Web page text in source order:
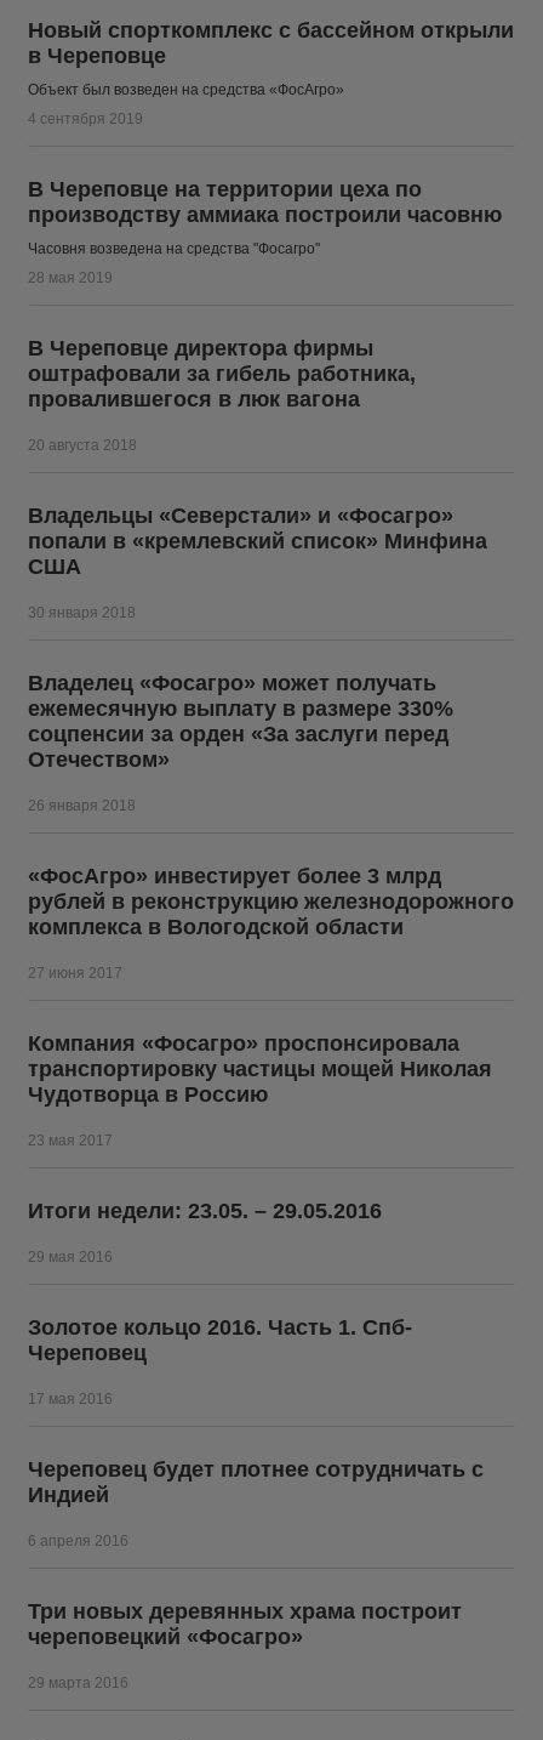
Новый спорткомплекс с бассейном открыли
в Череповце
Объект был возведен на средства «ФосАгро»
4 сентября 2019
В Череповце на территории цеха по
производству аммиака построили часовню
Часовня возведена на средства "Фосагро"
28 мая 2019
В Череповце директора фирмы
оштрафовали за гибель работника,
провалившегося в люк вагона
20 августа 2018
Владельцы «Северстали» и «Фосагро»
попали в «кремлевский список» Минфина
США
30 января 2018
Владелец «Фосагро» может получать
ежемесячную выплату в размере 330%
соцпенсии за орден «За заслуги перед
Отечеством»
26 января 2018
«ФосАгро» инвестирует более 3 млрд
рублей в реконструкцию железнодорожного
комплекса в Вологодской области
27 июня 2017
Компания «Фосагро» проспонсировала
транспортировку частицы мощей Николая
Чудотворца в Россию
23 мая 2017
Итоги недели: 23.05. – 29.05.2016
29 мая 2016
Золотое кольцо 2016. Часть 1. Спб-
Череповец
17 мая 2016
Череповец будет плотнее сотрудничать с
Индией
6 апреля 2016
Три новых деревянных храма построит
череповецкий «Фосагро»
29 марта 2016